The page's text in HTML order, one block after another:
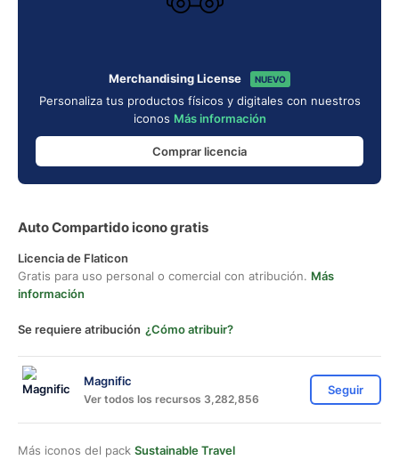
Merchandising License NUEVO
Personaliza tus productos físicos y digitales con nuestros
iconos Más información
Comprar licencia
Auto Compartido icono gratis
Licencia de Flaticon
Gratis para uso personal o comercial con atribución. Más
información
Se requiere atribución ¿Cómo atribuir?
Magnific
Ver todos los recursos 3,282,856
Seguir
Más iconos del pack Sustainable Travel